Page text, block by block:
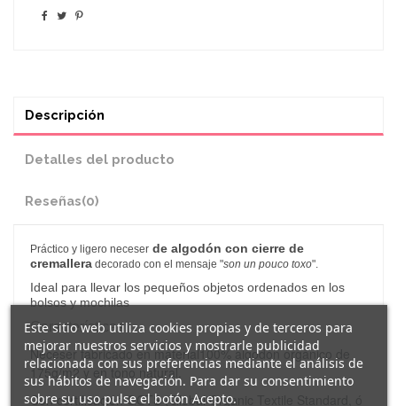
Descripción
Detalles del producto
Reseñas(0)
Práctico y ligero neceser de algodón con cierre de
cremallera decorado con el mensaje "son un pouco toxo".
Ideal para llevar los pequeños objetos ordenados en los
bolsos y mochilas
Características:
Neceser fabricado en material100% algodón orgánico de
175g/m2 y en tono natural.
Con certificación GOTS (Global Organic Textile Standard, ó
Este sitio web utiliza cookies propias y de terceros para
mejorar nuestros servicios y mostrarle publicidad
relacionada con sus preferencias mediante el análisis de
sus hábitos de navegación. Para dar su consentimiento
sobre su uso pulse el botón Acepto.